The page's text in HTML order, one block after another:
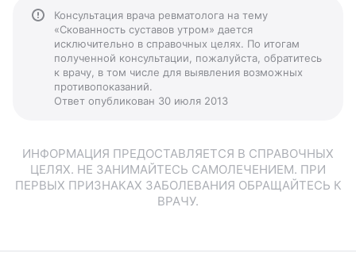
Консультация врача ревматолога на тему
«Скованность суставов утром» дается
исключительно в справочных целях. По итогам
полученной консультации, пожалуйста, обратитесь
к врачу, в том числе для выявления возможных
противопоказаний.
Ответ опубликован 30 июля 2013
ИНФОРМАЦИЯ ПРЕДОСТАВЛЯЕТСЯ В СПРАВОЧНЫХ
ЦЕЛЯХ. НЕ ЗАНИМАЙТЕСЬ САМОЛЕЧЕНИЕМ. ПРИ
ПЕРВЫХ ПРИЗНАКАХ ЗАБОЛЕВАНИЯ ОБРАЩАЙТЕСЬ К
ВРАЧУ.